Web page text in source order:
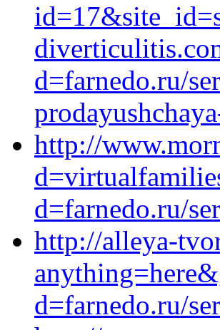
d=farnedo.ru/
http://
d=farnedo.ru/
http://alleya-
d=farnedo.ru/